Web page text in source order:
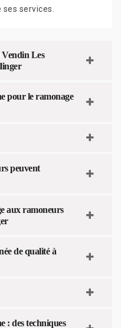
services.
Vendin Les
pour le ramonage
peuvent
aux ramoneurs
de qualité à
: des techniques